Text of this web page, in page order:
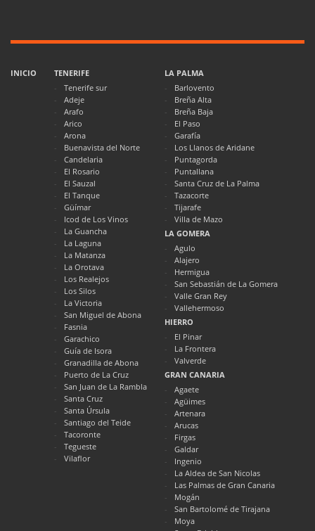
INICIO
TENERIFE
Tenerife sur
Adeje
Arafo
Arico
Arona
Buenavista del Norte
Candelaria
El Rosario
El Sauzal
El Tanque
Güímar
Icod de Los Vinos
La Guancha
La Laguna
La Matanza
La Orotava
Los Realejos
Los Silos
La Victoria
San Miguel de Abona
Fasnia
Garachico
Guía de Isora
Granadilla de Abona
Puerto de La Cruz
San Juan de La Rambla
Santa Cruz
Santa Úrsula
Santiago del Teide
Tacoronte
Tegueste
Vilaflor
LA PALMA
Barlovento
Breña Alta
Breña Baja
El Paso
Garafía
Los Llanos de Aridane
Puntagorda
Puntallana
Santa Cruz de La Palma
Tazacorte
Tijarafe
Villa de Mazo
LA GOMERA
Agulo
Alajero
Hermigua
San Sebastián de La Gomera
Valle Gran Rey
Vallehermoso
HIERRO
El Pinar
La Frontera
Valverde
GRAN CANARIA
Agaete
Agüimes
Artenara
Arucas
Firgas
Galdar
Ingenio
La Aldea de San Nicolas
Las Palmas de Gran Canaria
Mogán
San Bartolomé de Tirajana
Moya